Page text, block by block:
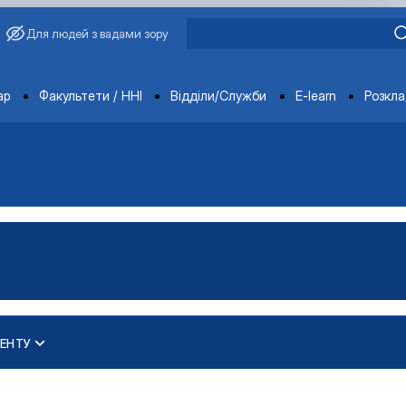
Для людей з вадами зору
Факультети / ННІ Відділи/Служби E-learn